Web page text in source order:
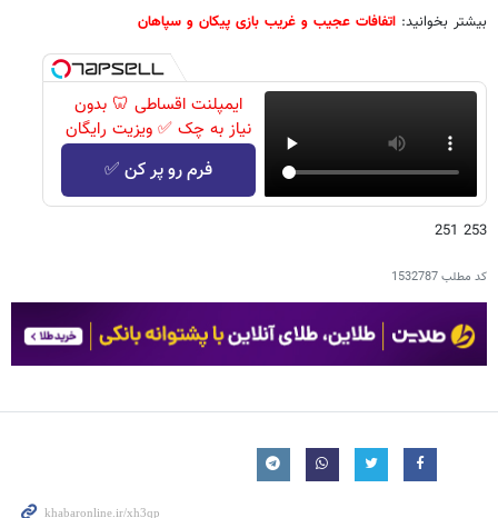
بیشتر بخوانید: اتفافات عجیب و غریب بازی پیکان و سپاهان
ایمپلنت اقساطی 🦷 بدون
نیاز به چک ✅ ویزیت رایگان
فرم رو پر کن ✅
253 251
کد مطلب1532787